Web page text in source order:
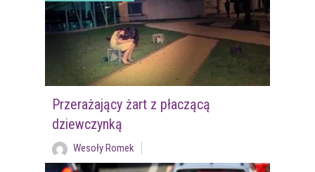
Przerażający żart z płaczącą
dziewczynką
Wesoły Romek